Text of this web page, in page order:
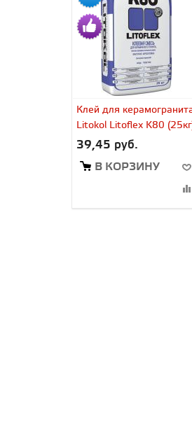
Клей для
Litokol Litoflex K80
39,45 руб.
В КОРЗИНУ